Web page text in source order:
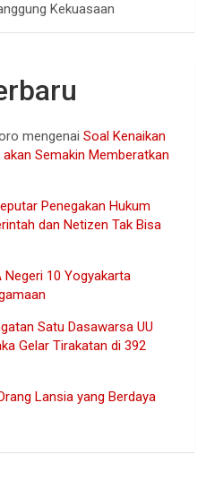
Kekuasaan
mengenaiSoal Kenaikan
Semakin Memberatkan
Penegakan Hukum
dan Netizen Tak Bisa
Negeri 10 Yogyakarta
Satu Dasawarsa UU
Gelar Tirakatan di 392
Lansia yang Berdaya